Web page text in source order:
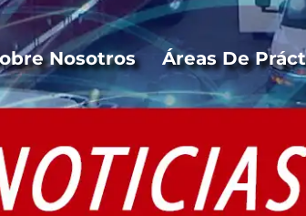
Nosotros Áreas De